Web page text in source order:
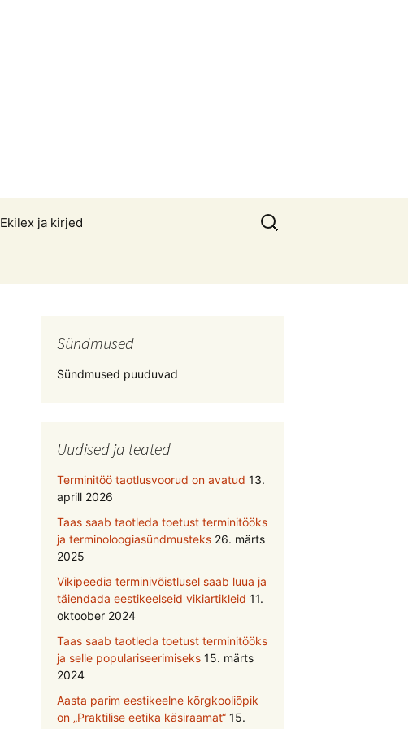
Ekilex ja kirjed
Otsi:
Sündmused
Sündmused puuduvad
Uudised ja teated
Terminitöö taotlusvoorud on avatud 13.
aprill 2026
Taas saab taotleda toetust terminitööks
ja terminoloogiasündmusteks 26. märts
2025
Vikipeedia terminivõistlusel saab luua ja
täiendada eestikeelseid vikiartikleid 11.
oktoober 2024
Taas saab taotleda toetust terminitööks
ja selle populariseerimiseks 15. märts
2024
Aasta parim eestikeelne kõrgkooliõpik
on „Praktilise eetika käsiraamat“ 15.